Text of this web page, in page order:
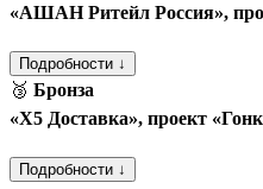
«АШАН Ритейл Россия»,
Подробности ↓
🥉 Бронза
«Х5 Доставка», проект
Подробности ↓